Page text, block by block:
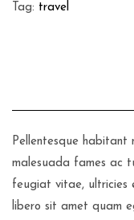
Tag: travel
Pellentesque habitant
malesuada fames ac
feugiat vitae, ultricies
libero sit amet quam